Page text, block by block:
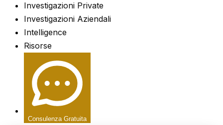
Investigazioni Private
Investigazioni Aziendali
Intelligence
Risorse
Consulenza Gratuita